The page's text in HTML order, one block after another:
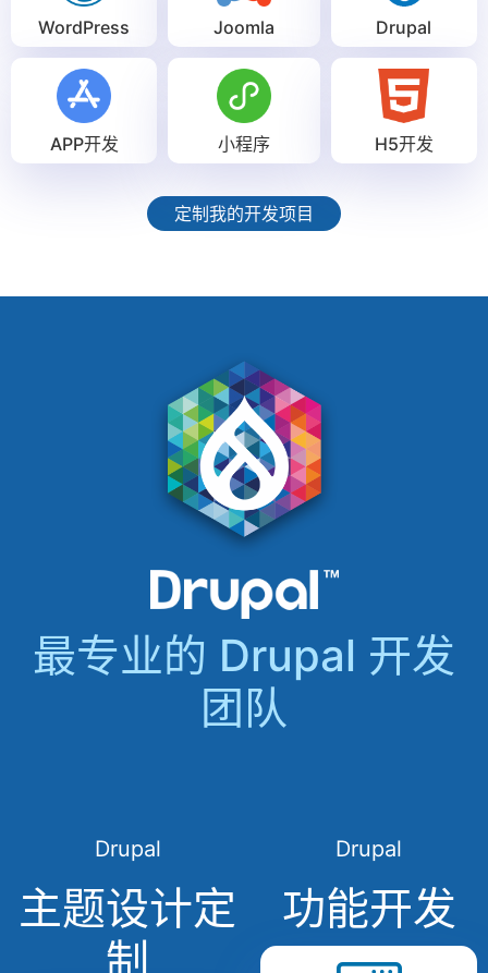
WordPress Joomla Drupal
APP开发 小程序 H5开发
定制我的开发项目
最专业的 Drupal 开发
团队
Drupal
主题设计定
制
Drupal
功能开发